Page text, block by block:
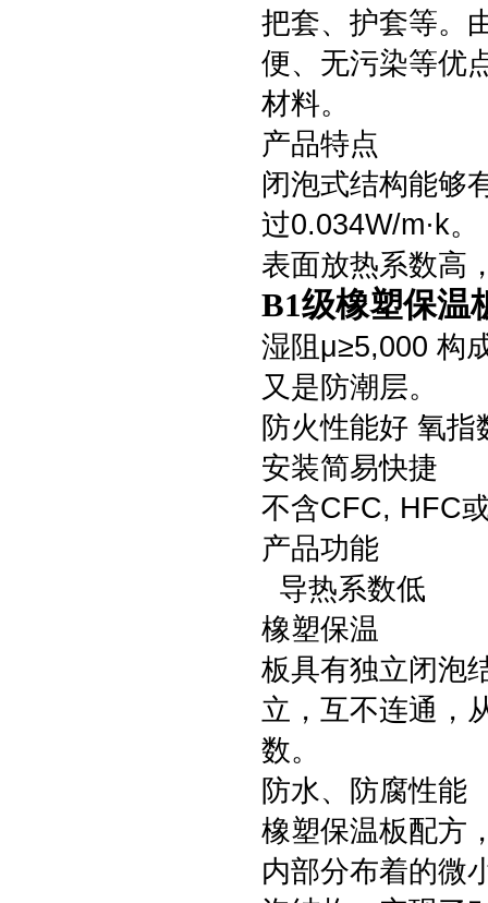
把套、护套等。
便、无污染等优
材料。
产品特点
闭泡式结构能够
过0.034W/m·k。
表面放热系数高
B1级橡塑保温
湿阻μ≥5,000 构
又是防潮层。
防火性能好 氧
安装简易快捷
不含CFC, HFC
产品功能
导热系数低
橡塑保温
板具有独立闭泡
立，互不连通，
数。
防水、防腐性能
橡塑保温板配方
内部分布着的微